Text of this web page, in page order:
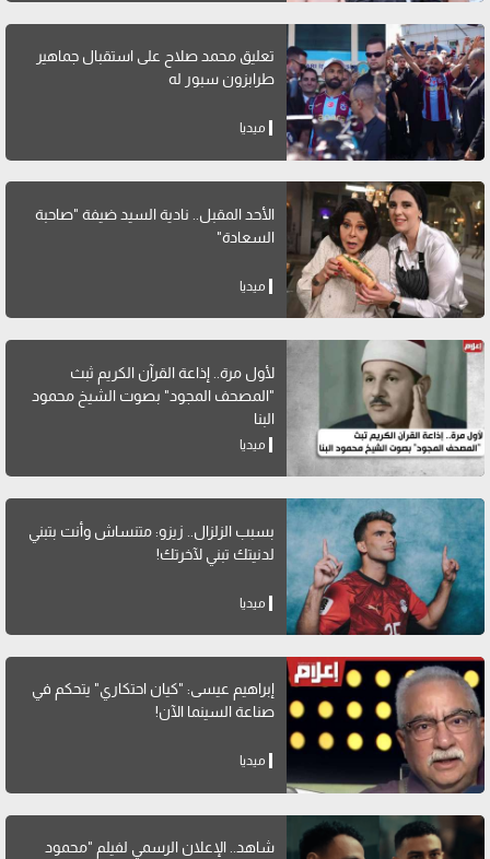
تعليق محمد صلاح على استقبال جماهير
طرابزون سبور له
ميديا
الأحد المقبل.. نادية السيد ضيفة "صاحبة
السعادة"
ميديا
لأول مرة.. إذاعة القرآن الكريم ثبث
"المصحف المجود" بصوت الشيخ محمود
البنا
ميديا
بسبب الزلزال.. زيزو: متنساش وأنت بتبني
لدنيتك تبني لآخرتك!
ميديا
إبراهيم عيسى: "كيان احتكاري" يتحكم في
صناعة السينما الآن!
ميديا
شاهد.. الإعلان الرسمي لفيلم "محمود